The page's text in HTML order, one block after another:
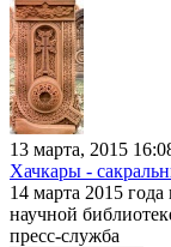
13 марта, 2015
Хачкары -
14 марта 2015
научной
пресс-служба